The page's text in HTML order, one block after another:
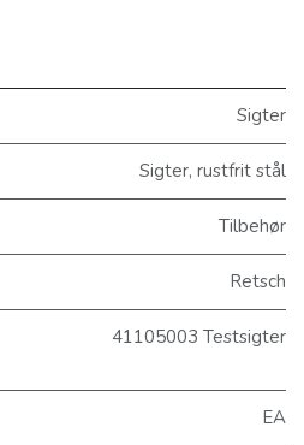
Sigter
Sigter, rustfrit stål
Tilbehør
Retsch
41105003 Testsigter
EA